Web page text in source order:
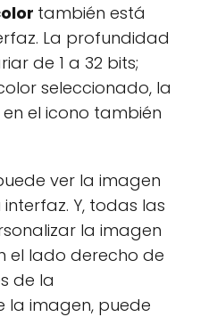
también está
La profundidad
de 1 a 32 bits;
seleccionado, la
el icono también
ver la imagen
Y, todas las
la imagen
el lado derecho de
de la
la imagen, puede